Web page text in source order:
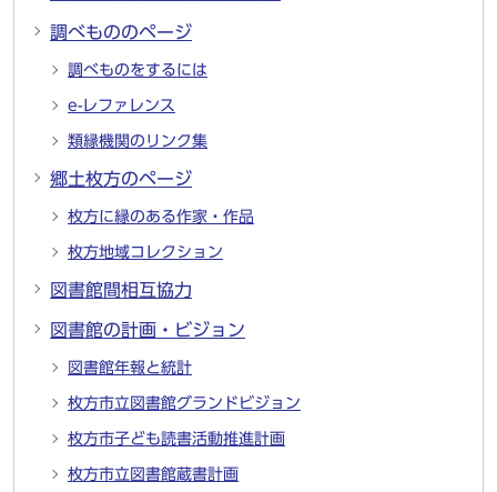
調べもののページ
調べものをするには
e-レファレンス
類縁機関のリンク集
郷土枚方のページ
枚方に縁のある作家・作品
枚方地域コレクション
図書館間相互協力
図書館の計画・ビジョン
図書館年報と統計
枚方市立図書館グランドビジョン
枚方市子ども読書活動推進計画
枚方市立図書館蔵書計画